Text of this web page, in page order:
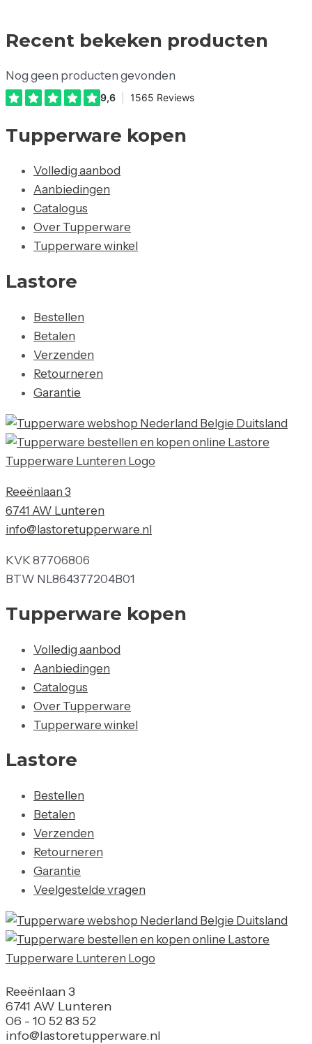
Recent bekeken producten
Nog geen producten gevonden
Tupperware kopen
Volledig aanbod
Aanbiedingen
Catalogus
Over Tupperware
Tupperware winkel
Lastore
Bestellen
Betalen
Verzenden
Retourneren
Garantie
Reeënlaan 3
6741 AW Lunteren
info@lastoretupperware.nl
KVK 87706806
BTW NL864377204B01
Tupperware kopen
Volledig aanbod
Aanbiedingen
Catalogus
Over Tupperware
Tupperware winkel
Lastore
Bestellen
Betalen
Verzenden
Retourneren
Garantie
Veelgestelde vragen
Reeënlaan 3
6741 AW Lunteren
06 - 10 52 83 52
info@lastoretupperware.nl